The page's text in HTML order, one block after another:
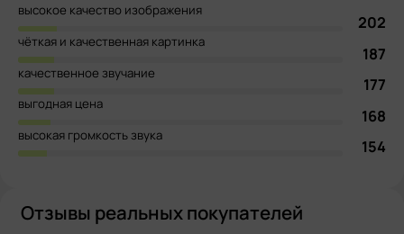
высокое качество изображения
202
чёткая и качественная картинка
187
качественное звучание
177
выгодная цена
168
высокая громкость звука
154
Отзывы реальных покупателей